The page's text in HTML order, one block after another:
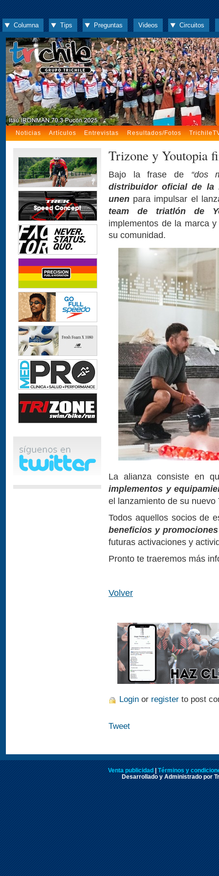
Columna Tips Preguntas Videos Circuitos
Noticias Artículos Entrevistas Resultados/Fotos
Trizone y Youtopia
Bajo la frase de “dos
distribuidor oficial de la
unen para impulsar el
team de triatlón de
implementos de la marca
su comunidad.
La alianza consiste en
implementos y
el lanzamiento de su nuevo
Todos aquellos socios de
beneficios y
futuras activaciones y
Pronto te traeremos más
Volver
Login or register to post
Tweet
Venta publicidad | Términos y
Desarrollado y Administrado por